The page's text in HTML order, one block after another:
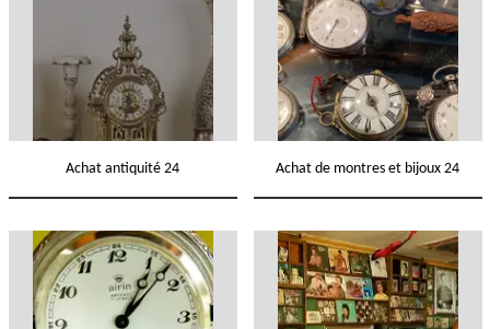
Achat antiquité 24 Achat de montres et bijoux 24